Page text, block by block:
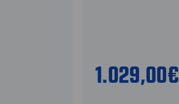
1.029,00€